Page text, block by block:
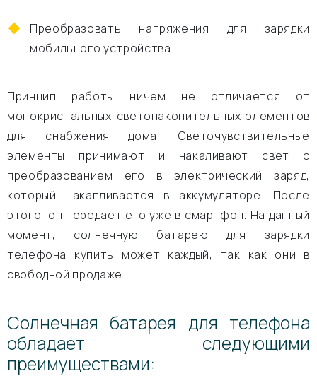
Преобразовать напряжения для зарядки
мобильного устройства.
Принцип работы ничем не отличается от
монокристальных светонакопительных элементов
для снабжения дома. Светочувствительные
элементы принимают и накаливают свет с
преобразованием его в электрический заряд,
который накапливается в аккумуляторе. После
этого, он передает его уже в смартфон. На данный
момент, солнечную батарею для зарядки
телефона купить может каждый, так как они в
свободной продаже.
Солнечная батарея для телефона
обладает следующими
преимуществами: